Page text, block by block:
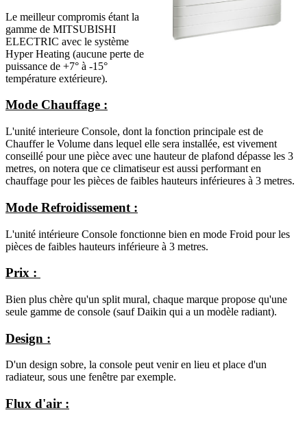
Le meilleur compromis étant la
gamme de MITSUBISHI
ELECTRIC avec le système
Hyper Heating (aucune perte de
puissance de +7° à -15°
température extérieure).
Mode Chauffage :
L'unité interieure Console, dont la fonction principale est de
Chauffer le Volume dans lequel elle sera installée, est vivement
conseillé pour une pièce avec une hauteur de plafond dépasse les 3
metres, on notera que ce climatiseur est aussi performant en
chauffage pour les pièces de faibles hauteurs inférieures à 3 metres.
Mode Refroidissement :
L'unité intérieure Console fonctionne bien en mode Froid pour les
pièces de faibles hauteurs inférieure à 3 metres.
Prix :
Bien plus chère qu'un split mural, chaque marque propose qu'une
seule gamme de console (sauf Daikin qui a un modèle radiant).
Design :
D'un design sobre, la console peut venir en lieu et place d'un
radiateur, sous une fenêtre par exemple.
Flux d'air :